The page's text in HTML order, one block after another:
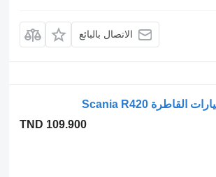
الاتصال بالبائع
TND 109.900